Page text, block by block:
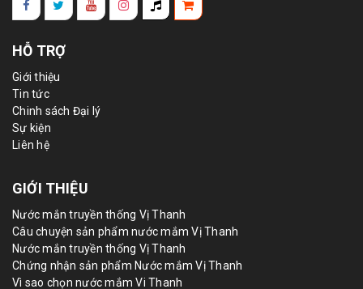
HỖ TRỢ
Giới thiệu
Tin tức
Chinh sách Đại lý
Sự kiện
Liên hệ
GIỚI THIỆU
Nước mắn truyền thống Vị Thanh
Câu chuyện sản phẩm nước mắm Vị Thanh
Nước mắn truyền thống Vị Thanh
Chứng nhận sản phẩm Nước mắm Vị Thanh
Vì sao chọn nước mắm Vi Thanh